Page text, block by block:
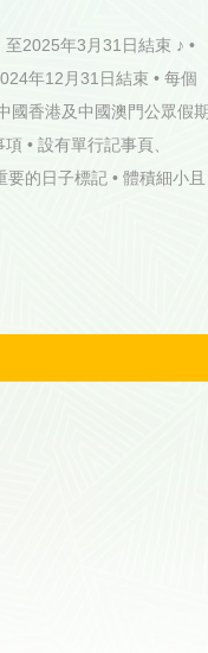
2025年3月31日結束 ♪ •
年12月31日結束 • 每個
國香港及中國澳門公眾假
• 設有單行記事頁、
的日子標記 • 體積細小且